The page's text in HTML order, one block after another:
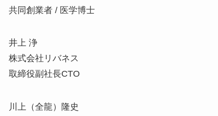
共同創業者 / 医学博士
井上 浄
株式会社リバネス
取締役副社長CTO
川上（全龍）隆史